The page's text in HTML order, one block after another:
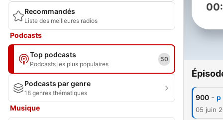
Recommandés
Liste des meilleures radios
Podcasts
Top podcasts
Podcasts les plus populaires
50
Podcasts par genre
18 genres thématiques
Musique
900 - p
05 juin